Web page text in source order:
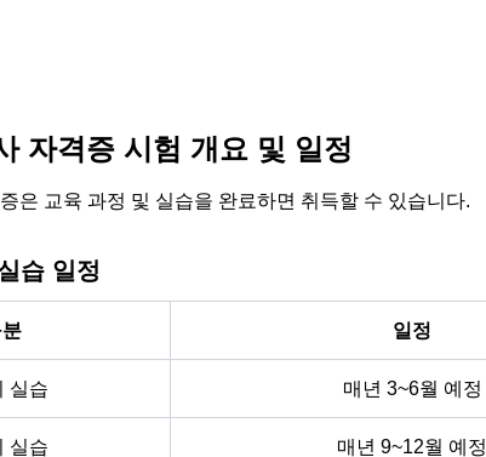
자격증 시험 개요 및 일정
은 교육 과정 및 실습을 완료하면 취득할 수 있습니다.
습 일정
일정
실습 매년 3~6월 예정
실습 매년 9~12월 예정